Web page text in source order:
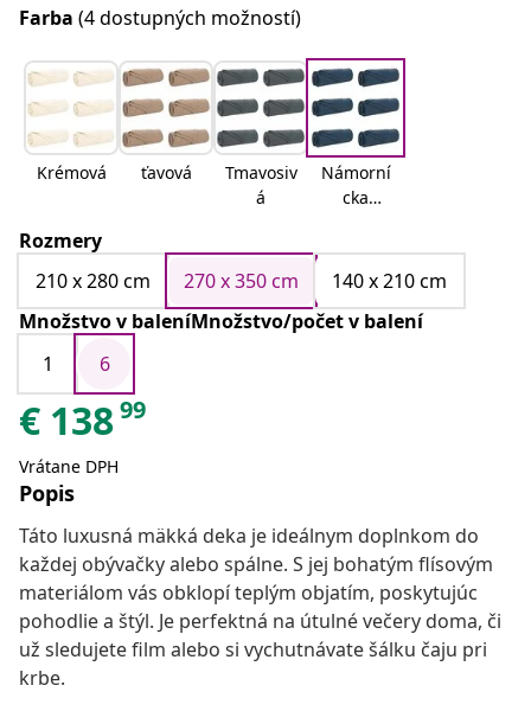
Farba (4 dostupných možností)
Krémová ťavová
Tmavosiv
á
Námorní
cka
Rozmery
210 x 280 cm
270 x 350 cm
140 x 210 cm
Množstvo v baleníMnožstvo/počet v balení
1
6
€ 13899
Vrátane DPH
Popis
Táto luxusná mäkká deka je ideálnym doplnkom do
každej obývačky alebo spálne. S jej bohatým flísovým
materiálom vás obklopí teplým objatím, poskytujúc
pohodlie a štýl. Je perfektná na útulné večery doma, či
už sledujete film alebo si vychutnávate šálku čaju pri
krbe.